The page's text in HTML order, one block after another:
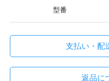
型番
支払い・配
返品に